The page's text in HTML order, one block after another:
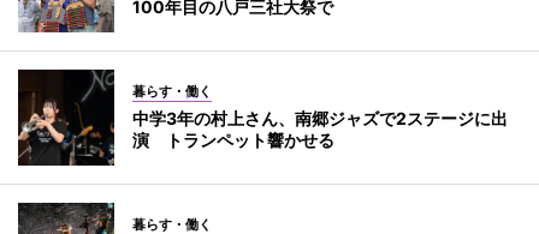
100年目の八戸三社大祭で
暮らす・働く
中学3年の村上さん、南郷ジャズで2ステージに出
演 トランペット響かせる
暮らす・働く